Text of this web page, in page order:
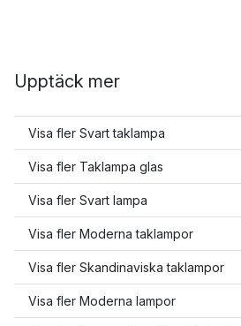
Upptäck mer
Visa fler Svart taklampa
Visa fler Taklampa glas
Visa fler Svart lampa
Visa fler Moderna taklampor
Visa fler Skandinaviska taklampor
Visa fler Moderna lampor